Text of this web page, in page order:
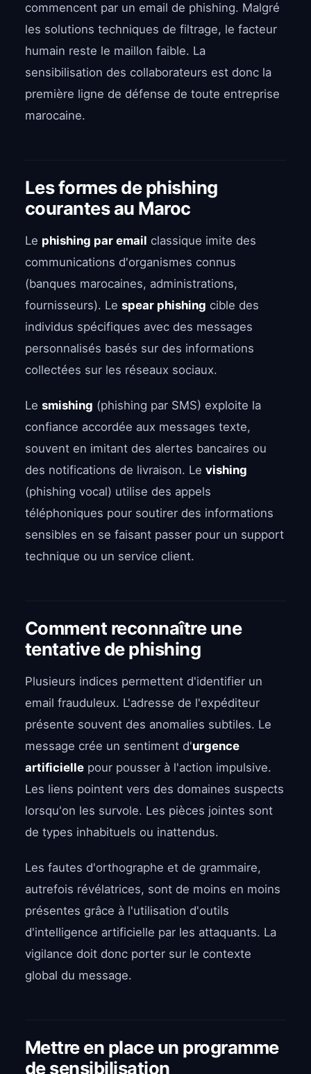
commencent par un email de phishing. Malgré
les solutions techniques de filtrage, le facteur
humain reste le maillon faible. La
sensibilisation des collaborateurs est donc la
première ligne de défense de toute entreprise
marocaine.
Les formes de phishing
courantes au Maroc
Le phishing par email classique imite des
communications d'organismes connus
(banques marocaines, administrations,
fournisseurs). Le spear phishing cible des
individus spécifiques avec des messages
personnalisés basés sur des informations
collectées sur les réseaux sociaux.
Le smishing (phishing par SMS) exploite la
confiance accordée aux messages texte,
souvent en imitant des alertes bancaires ou
des notifications de livraison. Le vishing
(phishing vocal) utilise des appels
téléphoniques pour soutirer des informations
sensibles en se faisant passer pour un support
technique ou un service client.
Comment reconnaître une
tentative de phishing
Plusieurs indices permettent d'identifier un
email frauduleux. L'adresse de l'expéditeur
présente souvent des anomalies subtiles. Le
message crée un sentiment d'urgence
artificielle pour pousser à l'action impulsive.
Les liens pointent vers des domaines suspects
lorsqu'on les survole. Les pièces jointes sont
de types inhabituels ou inattendus.
Les fautes d'orthographe et de grammaire,
autrefois révélatrices, sont de moins en moins
présentes grâce à l'utilisation d'outils
d'intelligence artificielle par les attaquants. La
vigilance doit donc porter sur le contexte
global du message.
Mettre en place un programme
de sensibilisation